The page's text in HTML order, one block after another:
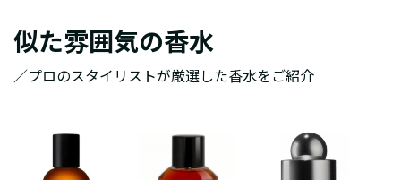
似た雰囲気の香水
／プロのスタイリストが厳選した香水をご紹介